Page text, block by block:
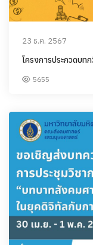
23 ธ.ค. 2567
โครงการประกวดบท
5655